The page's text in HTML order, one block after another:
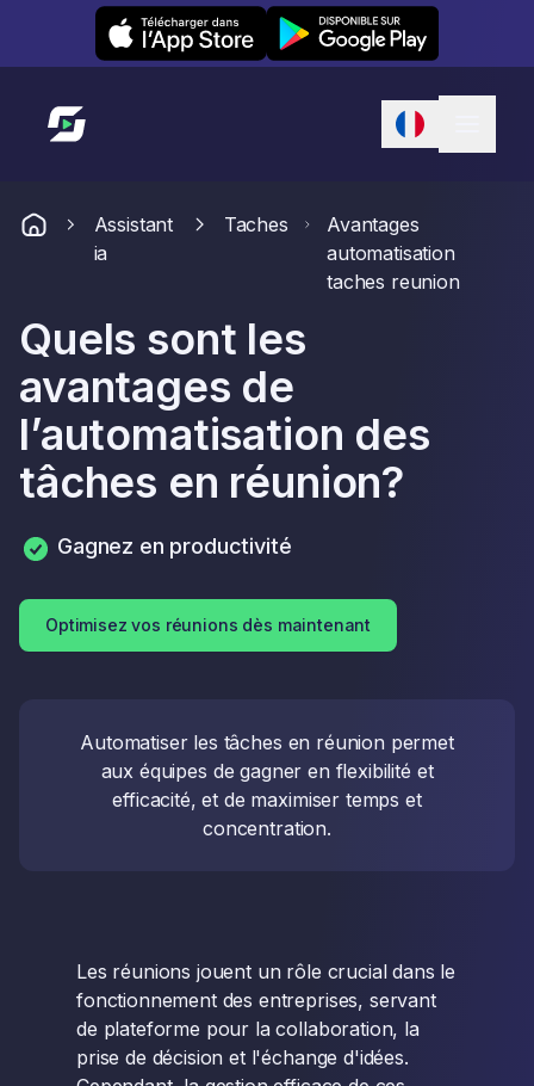
Leexi on iOS Leexi on Android
Lien vers l'accueil
Assistant
ia
Taches
Avantages
automatisation
taches reunion
Quels sont les
avantages de
l’automatisation des
tâches en réunion?
Gagnez en productivité
Optimisez vos réunions dès maintenant
Automatiser les tâches en réunion permet
aux équipes de gagner en flexibilité et
efficacité, et de maximiser temps et
concentration.
Les réunions jouent un rôle crucial dans le
fonctionnement des entreprises, servant
de plateforme pour la collaboration, la
prise de décision et l'échange d'idées.